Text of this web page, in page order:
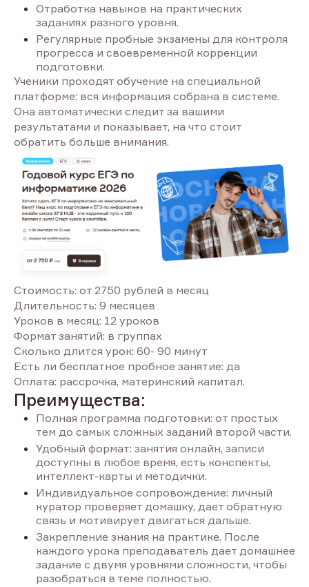
Отработка навыков на практических
заданиях разного уровня.
Регулярные пробные экзамены для контроля
прогресса и своевременной коррекции
подготовки.
Ученики проходят обучение на специальной
платформе: вся информация собрана в системе.
Она автоматически следит за вашими
результатами и показывает, на что стоит
обратить больше внимания.
Стоимость: от 2750 рублей в месяц
Длительность: 9 месяцев
Уроков в месяц: 12 уроков
Формат занятий: в группах
Сколько длится урок: 60- 90 минут
Есть ли бесплатное пробное занятие: да
Оплата: рассрочка, материнский капитал.
Преимущества:
Полная программа подготовки: от простых
тем до самых сложных заданий второй части.
Удобный формат: занятия онлайн, записи
доступны в любое время, есть конспекты,
интеллект-карты и методички.
Индивидуальное сопровождение: личный
куратор проверяет домашку, дает обратную
связь и мотивирует двигаться дальше.
Закрепление знания на практике. После
каждого урока преподаватель дает домашнее
задание с двумя уровнями сложности, чтобы
разобраться в теме полностью.